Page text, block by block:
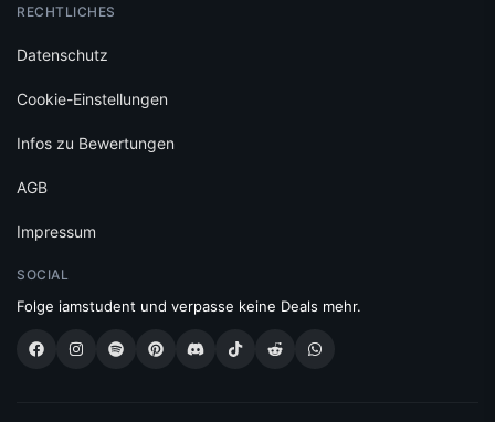
RECHTLICHES
Datenschutz
Cookie-Einstellungen
Infos zu Bewertungen
AGB
Impressum
SOCIAL
Folge iamstudent und verpasse keine Deals mehr.